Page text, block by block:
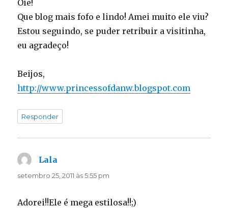
Oie!
Que blog mais fofo e lindo! Amei muito ele viu?
Estou seguindo, se puder retribuir a visitinha,
eu agradeço!
Beijos,
http://www.princessofdanw.blogspot.com
Responder
Lala
setembro 25, 2011 às 5:55 pm
Adorei!!Ele é mega estilosa!!;)